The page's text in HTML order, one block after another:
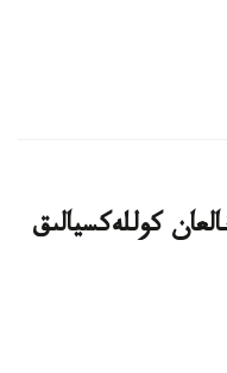
ارنالعان كوللەكسيالىق